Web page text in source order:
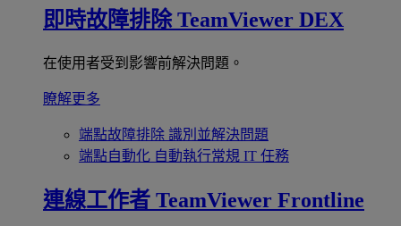
即時故障排除 TeamViewer DEX
在使用者受到影響前解決問題。
瞭解更多
端點故障排除 識別並解決問題
端點自動化 自動執行常規 IT 任務
連線工作者 TeamViewer Frontline